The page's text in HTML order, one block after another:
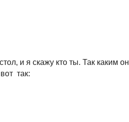
и я скажу кто ты. Так каким он
так: